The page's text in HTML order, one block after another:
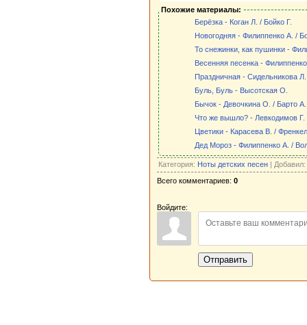
Похожие материалы:
Берёзка - Коган Л. / Бойко Г.
Новогодняя - Филиппенко А. /
То снежинки, как пушинки -
Весенняя песенка -
Праздничная - Сидельникова
Буль, Буль - Высотская О.
Бычок - Девочкина О. / Барто А.
Что же вышло? - Левкодимов Г.
Цветики - Карасева В. /
Дед Мороз - Филиппенко А. /
Категория: Ноты детских песен | Добавил:
Всего комментариев: 0
Войдите:
Отправить